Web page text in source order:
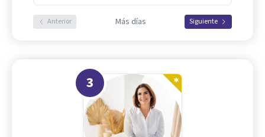
Anterior Más días Siguiente
3